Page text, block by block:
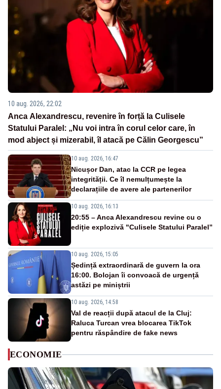
10 aug. 2026, 22:02
Anca Alexandrescu, revenire în forță la Culisele
Statului Paralel: „Nu voi intra în corul celor care, în
mod abject și mizerabil, îl atacă pe Călin Georgescu”
10 aug. 2026, 16:47
Nicușor Dan, atac la CCR pe legea
integrității. Ce îl nemulțumește la
declarațiile de avere ale partenerilor
10 aug. 2026, 16:13
20:55 – Anca Alexandrescu revine cu o
ediție explozivă "Culisele Statului Paralel”
10 aug. 2026, 15:05
Ședință extraordinară de guvern la ora
16:00. Bolojan îi convoacă de urgență
astăzi pe miniștrii
10 aug. 2026, 14:58
Val de reacții după atacul de la Cluj:
Raluca Turcan vrea blocarea TikTok
pentru răspândire de fake news
ECONOMIE